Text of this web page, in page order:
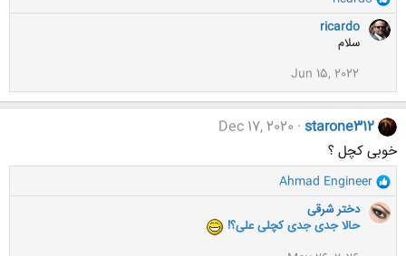
ک
ا
:
ricardo
سلام
Jun 15, 2022
starone312
Dec 17, 2020
خوبی کچل ؟
و
ک
Ahmad Engineer
دختر شرقی
حالا جدی جدی کچلی علی؟!